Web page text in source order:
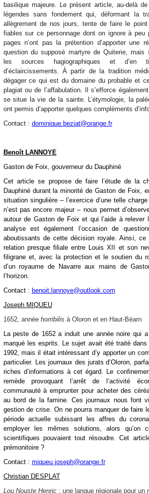
basilique majeure. Le présent article, au-delà de
légendes sans fondement qui, déformant la
allègrement de nos jours, tente de faire le
fiables sur ce personnage dont on ignore à peu
pages n’ont pas la prétention d’apporter une
question du supposé martyre de Quiterie, mais
les sources hagiographiques et d’en
d’éclaircissements. À partir de la tradition
dégager ce qui est du domaine du probable et
plagiat ou de l’affabulation. Il s’efforce
se situe la vie de la sainte. L’étymologie, la
ont permis d’apporter quelques compléments
Contact : dominique.beziat@orange.fr
Benoît LANNOYE
Gaston de Foix, gouverneur du Dauphiné
Cet article se propose de faire l’étude de la
Dauphiné durant la minorité de Gaston de Foix,
situation singulière – l’exercice d’une telle
n’est pas encore majeur – nous permet
autour de Gaston de Foix et qui l’aide à relever
analyse est également l’occasion de
aboutissants de cette décision royale. Ainsi, ce
relation presque filiale entre Louis XII et son
filigrane et, avec la protection et le soutien du
d’un royaume de Navarre aux mains de
l’horizon.
Contact : benoit.lannoye@outlook.com
Joseph MIQUEU
1652, année horribilis à Oloron et en Haut-Béarn
La peste de 1652 a induit une année noire qui
marqué les esprits. Le sujet avait été traité
1992, mais il était intéressant d’y apporter un
particulier. Les journaux des jurats d’Oloron,
riches d’informations à cet égard. Le
remède provoquant l’arrêt de l’activité
communauté à emprunter pour acheter des
au bord de la famine. Ces journaux nous font
gestion de crise. On ne pourra manquer de faire
période actuelle subissant les affres du
employer les mêmes solutions, alors qu’on
scientifiques pouvaient tout résoudre. Cet
prémonitoire ?
Contact : miqueu.joseph@orange.fr
Christian DESPLAT
Lou Nouste Henric : une langue régionale pour un